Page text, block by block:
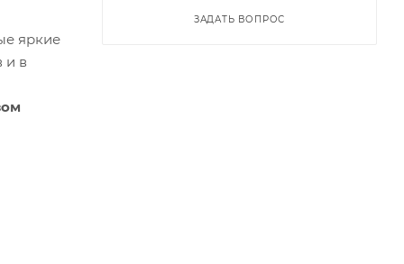
яркие
и в
ЗАДАТЬ ВОПРОС